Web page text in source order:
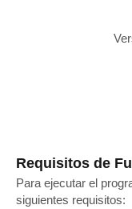
Requisitos de
Para ejecutar el
siguientes requisitos: